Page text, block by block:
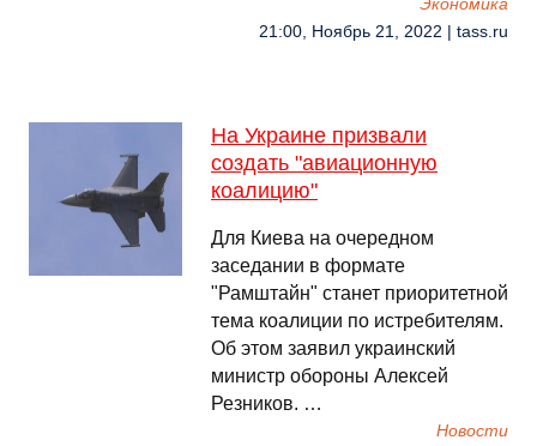
Экономика
21:00, Ноябрь 21, 2022 | tass.ru
На Украине призвали
создать "авиационную
коалицию"
Для Киева на очередном
заседании в формате
"Рамштайн" станет приоритетной
тема коалиции по истребителям.
Об этом заявил украинский
министр обороны Алексей
Резников. …
Новости